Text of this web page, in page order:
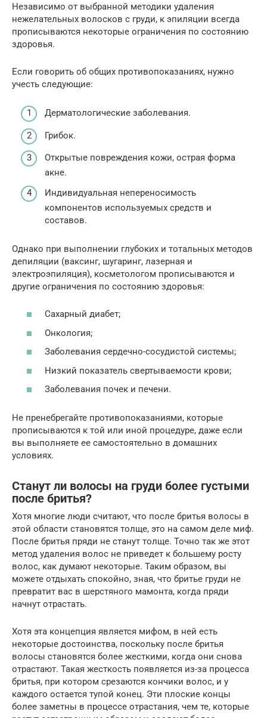
Независимо от выбранной методики удаления
нежелательных волосков с груди, к эпиляции всегда
прописываются некоторые ограничения по состоянию
здоровья.
Если говорить об общих противопоказаниях, нужно
учесть следующие:
Дерматологические заболевания.
Грибок.
Открытые повреждения кожи, острая форма
акне.
Индивидуальная непереносимость
компонентов используемых средств и
составов.
Однако при выполнении глубоких и тотальных методов
депиляции (ваксинг, шугаринг, лазерная и
электроэпиляция), косметологом прописываются и
другие ограничения по состоянию здоровья:
Сахарный диабет;
Онкология;
Заболевания сердечно-сосудистой системы;
Низкий показатель свертываемости крови;
Заболевания почек и печени.
Не пренебрегайте противопоказаниями, которые
прописываются к той или иной процедуре, даже если
вы выполняете ее самостоятельно в домашних
условиях.
Станут ли волосы на груди более густыми
после бритья?
Хотя многие люди считают, что после бритья волосы в
этой области становятся толще, это на самом деле миф.
После бритья пряди не станут толще. Точно так же этот
метод удаления волос не приведет к большему росту
волос, как думают некоторые. Таким образом, вы
можете отдыхать спокойно, зная, что бритье груди не
превратит вас в шерстяного мамонта, когда пряди
начнут отрастать.
Хотя эта концепция является мифом, в ней есть
некоторые достоинства, поскольку после бритья
волосы становятся более жесткими, когда они снова
отрастают. Такая жесткость появляется из-за процесса
бритья, при котором срезаются кончики волос, и у
каждого остается тупой конец. Эти плоские концы
более заметны в процессе отрастания, чем те, которые